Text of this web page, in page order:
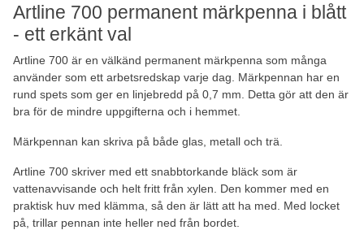
Artline 700 permanent märkpenna i blått
- ett erkänt val
Artline 700 är en välkänd permanent märkpenna som många
använder som ett arbetsredskap varje dag. Märkpennan har en
rund spets som ger en linjebredd på 0,7 mm. Detta gör att den är
bra för de mindre uppgifterna och i hemmet.
Märkpennan kan skriva på både glas, metall och trä.
Artline 700 skriver med ett snabbtorkande bläck som är
vattenavvisande och helt fritt från xylen. Den kommer med en
praktisk huv med klämma, så den är lätt att ha med. Med locket
på, trillar pennan inte heller ned från bordet.